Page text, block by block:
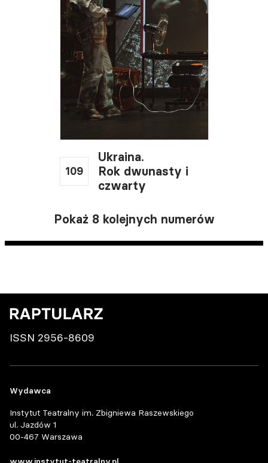
109
Ukraina.
Rok dwunasty i
czwarty
Pokaż 8 kolejnych numerów
ISSN 2956-8609
Wydawca
Instytut Teatralny im. Zbigniewa Raszewskiego
ul. Jazdów 1
00-467 Warszawa